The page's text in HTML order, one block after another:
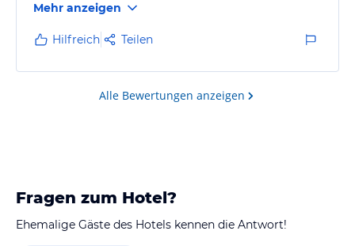
Frühstück bekam ich einen recht schroffen Rüffel,
weil ich die Samstagsregel nicht gecheckt hatte.
Dann beruhigte sich der Angestellte. Ich durfte mir
ein Brötchen machen.. Eigentlich war alles schon da,
nur das Wasser für den Tee noch nicht heiß. Er hatte
Mehr anzeigen
Hilfreich Teilen
Alle Bewertungen anzeigen
Fragen zum Hotel?
Ehemalige Gäste des Hotels kennen die Antwort!